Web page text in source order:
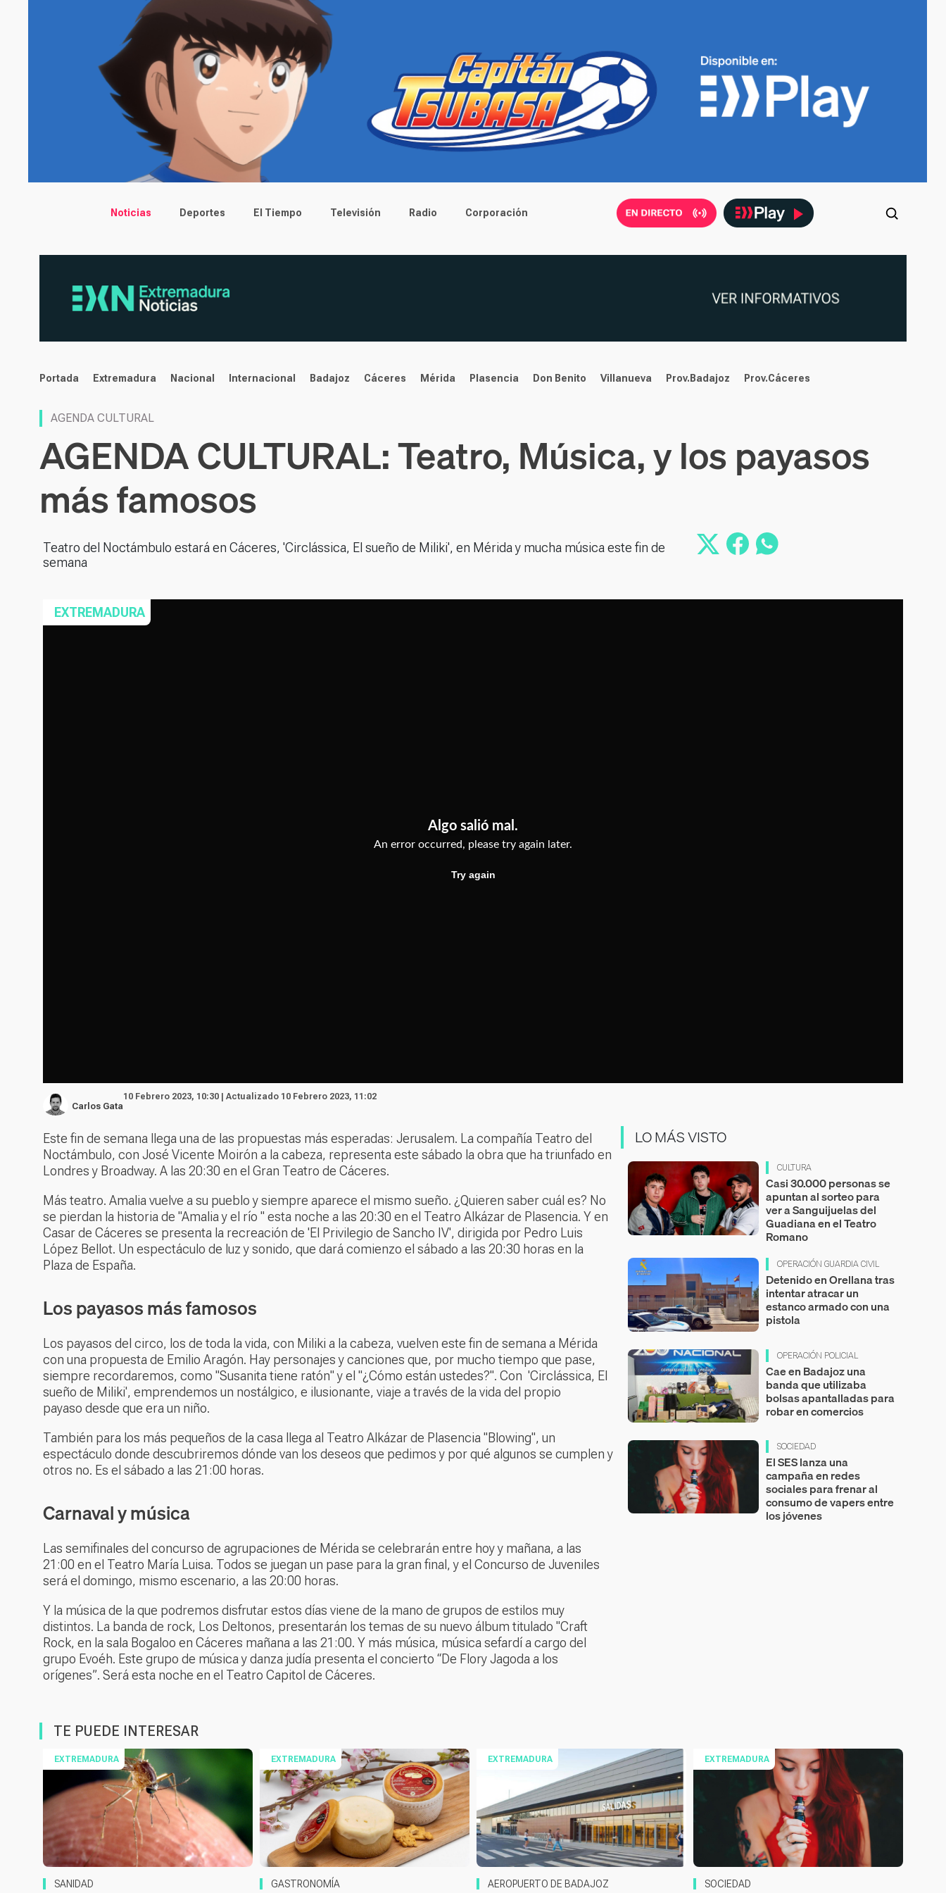
Main menu
Noticias Deportes El Tiempo Televisión Radio Corporación
noticias
Portada Extremadura Nacional Internacional Badajoz Cáceres Mérida Plasencia Don Benito Villanueva Prov.Badajoz Prov.Cáceres
AGENDA CULTURAL
AGENDA CULTURAL: Teatro, Música, y los payasos
más famosos
Teatro del Noctámbulo estará en Cáceres, 'Circlássica, El sueño de Miliki', en Mérida y mucha música este fin de
semana
EXTREMADURA
Carlos Gata
10 Febrero 2023, 10:30 | Actualizado 10 Febrero 2023, 11:02
Este fin de semana llega una de las propuestas más esperadas: Jerusalem. La compañía Teatro del
Noctámbulo, con José Vicente Moirón a la cabeza, representa este sábado la obra que ha triunfado en
Londres y Broadway. A las 20:30 en el Gran Teatro de Cáceres.
Más teatro. Amalia vuelve a su pueblo y siempre aparece el mismo sueño. ¿Quieren saber cuál es? No
se pierdan la historia de "Amalia y el río " esta noche a las 20:30 en el Teatro Alkázar de Plasencia. Y en
Casar de Cáceres se presenta la recreación de 'El Privilegio de Sancho IV', dirigida por Pedro Luis
López Bellot. Un espectáculo de luz y sonido, que dará comienzo el sábado a las 20:30 horas en la
Plaza de España.
Los payasos más famosos
Los payasos del circo, los de toda la vida, con Miliki a la cabeza, vuelven este fin de semana a Mérida
con una propuesta de Emilio Aragón. Hay personajes y canciones que, por mucho tiempo que pase,
siempre recordaremos, como "Susanita tiene ratón" y el "¿Cómo están ustedes?". Con 'Circlássica, El
sueño de Miliki', emprendemos un nostálgico, e ilusionante, viaje a través de la vida del propio
payaso desde que era un niño.
También para los más pequeños de la casa llega al Teatro Alkázar de Plasencia "Blowing", un
espectáculo donde descubriremos dónde van los deseos que pedimos y por qué algunos se cumplen y
otros no. Es el sábado a las 21:00 horas.
Carnaval y música
Las semifinales del concurso de agrupaciones de Mérida se celebrarán entre hoy y mañana, a las
21:00 en el Teatro María Luisa. Todos se juegan un pase para la gran final, y el Concurso de Juveniles
será el domingo, mismo escenario, a las 20:00 horas.
Y la música de la que podremos disfrutar estos días viene de la mano de grupos de estilos muy
distintos. La banda de rock, Los Deltonos, presentarán los temas de su nuevo álbum titulado "Craft
Rock, en la sala Bogaloo en Cáceres mañana a las 21:00. Y más música, música sefardí a cargo del
grupo Evoéh. Este grupo de música y danza judía presenta el concierto “De Flory Jagoda a los
orígenes”. Será esta noche en el Teatro Capitol de Cáceres.
LO MÁS VISTO
CULTURA
Casi 30.000 personas se
apuntan al sorteo para
ver a Sanguijuelas del
Guadiana en el Teatro
Romano
OPERACIÓN GUARDIA CIVIL
Detenido en Orellana tras
intentar atracar un
estanco armado con una
pistola
OPERACIÓN POLICIAL
Cae en Badajoz una
banda que utilizaba
bolsas apantalladas para
robar en comercios
SOCIEDAD
El SES lanza una
campaña en redes
sociales para frenar al
consumo de vapers entre
los jóvenes
TE PUEDE INTERESAR
EXTREMADURA
SANIDAD
EXTREMADURA
GASTRONOMÍA
EXTREMADURA
AEROPUERTO DE BADAJOZ
EXTREMADURA
SOCIEDAD